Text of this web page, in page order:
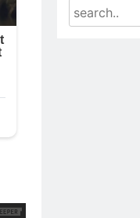
Search